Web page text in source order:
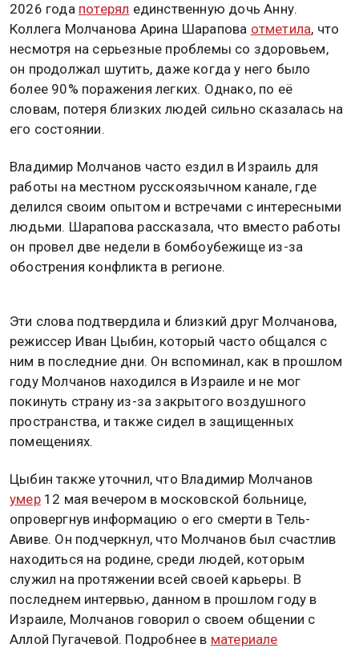
2026 года потерял единственную дочь Анну.
Коллега Молчанова Арина Шарапова отметила, что
несмотря на серьезные проблемы со здоровьем,
он продолжал шутить, даже когда у него было
более 90% поражения легких. Однако, по её
словам, потеря близких людей сильно сказалась на
его состоянии.
Владимир Молчанов часто ездил в Израиль для
работы на местном русскоязычном канале, где
делился своим опытом и встречами с интересными
людьми. Шарапова рассказала, что вместо работы
он провел две недели в бомбоубежище из-за
обострения конфликта в регионе.
Эти слова подтвердила и близкий друг Молчанова,
режиссер Иван Цыбин, который часто общался с
ним в последние дни. Он вспоминал, как в прошлом
году Молчанов находился в Израиле и не мог
покинуть страну из-за закрытого воздушного
пространства, и также сидел в защищенных
помещениях.
Цыбин также уточнил, что Владимир Молчанов
умер12 мая вечером в московской больнице,
опровергнув информацию о его смерти в Тель-
Авиве. Он подчеркнул, что Молчанов был счастлив
находиться на родине, среди людей, которым
служил на протяжении всей своей карьеры. В
последнем интервью, данном в прошлом году в
Израиле, Молчанов говорил о своем общении с
Аллой Пугачевой. Подробнее в материале